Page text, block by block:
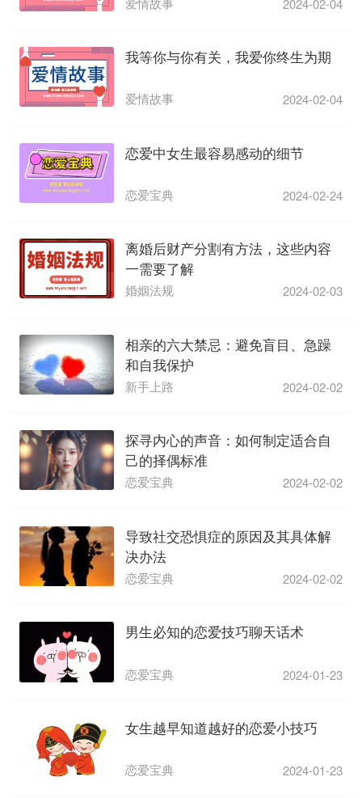
2024-02-04
我等你与你有关，我爱你终生为期
爱情故事 2024-02-04
恋爱中女生最容易感动的细节
恋爱宝典 2024-02-24
离婚后财产分割有方法，这些内容
一需要了解
婚姻法规 2024-02-03
相亲的六大禁忌：避免盲目、急躁
和自我保护
新手上路 2024-02-02
探寻内心的声音：如何制定适合自
己的择偶标准
恋爱宝典 2024-02-02
导致社交恐惧症的原因及其具体解
决办法
恋爱宝典 2024-02-02
男生必知的恋爱技巧聊天话术
恋爱宝典 2024-01-23
女生越早知道越好的恋爱小技巧
恋爱宝典 2024-01-23